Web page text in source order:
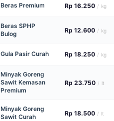
Beras Premium Rp 16.250 / kg
Beras SPHP
Bulog
Rp 12.600 / kg
Gula Pasir Curah Rp 18.250 / kg
Minyak Goreng
Sawit Kemasan
Premium
Rp 23.750 / lt
Minyak Goreng
Sawit Curah
Rp 18.500 / lt